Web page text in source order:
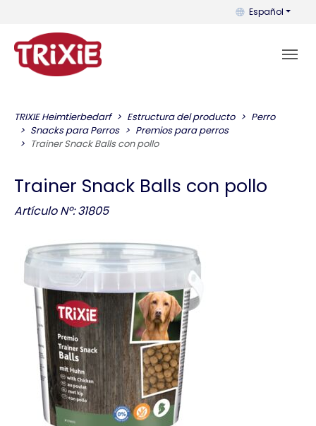
Puedes cambiar
Español
TRIXIE Heimtierbedarf Estructura del producto
Perro
Snacks para Perros
Premios para perros
Trainer Snack Balls con pollo
Trainer Snack Balls con pollo
Artículo Nº: 31805